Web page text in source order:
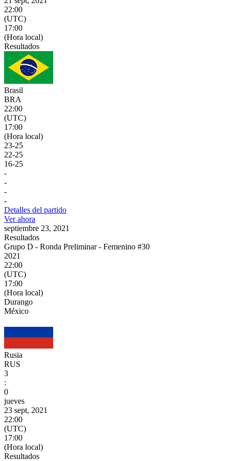
22:00
(UTC)
17:00
(Hora local)
Resultados
Brasil
BRA
22:00
(UTC)
17:00
(Hora local)
23-25
22-25
16-25
-
-
-
-
Detalles del partido
Ver ahora
septiembre 23, 2021
Resultados
Grupo D - Ronda Preliminar - Femenino #30
2021
22:00
(UTC)
17:00
(Hora local)
Durango
México
Rusia
RUS
3
:
0
jueves
23 sept, 2021
22:00
(UTC)
17:00
(Hora local)
Resultados